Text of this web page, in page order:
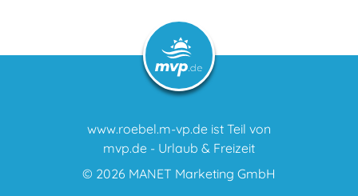
www.roebel.m-vp.de ist Teil von
mvp.de - Urlaub & Freizeit
© 2026 MANET Marketing GmbH